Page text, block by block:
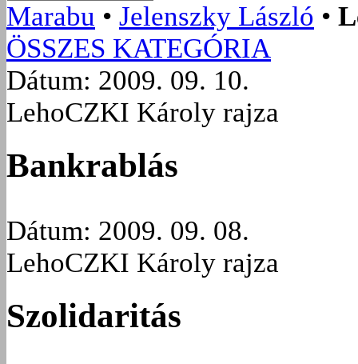
Marabu • Jelenszky László •
ÖSSZES KATEGÓRIA
Dátum: 2009. 09. 10.
LehoCZKI Károly rajza
Bankrablás
Dátum: 2009. 09. 08.
LehoCZKI Károly rajza
Szolidaritás